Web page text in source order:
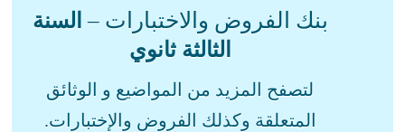
بنك الفروض والاختبارات – السنة
الثالثة ثانوي
لتصفح المزيد من المواضيع و الوثائق
المتعلقة وكذلك الفروض والإختبارات.